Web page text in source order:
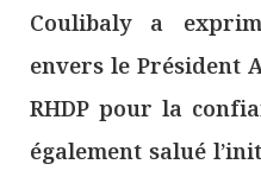
Coulibaly a
envers le Président
RHDP pour la
également salué